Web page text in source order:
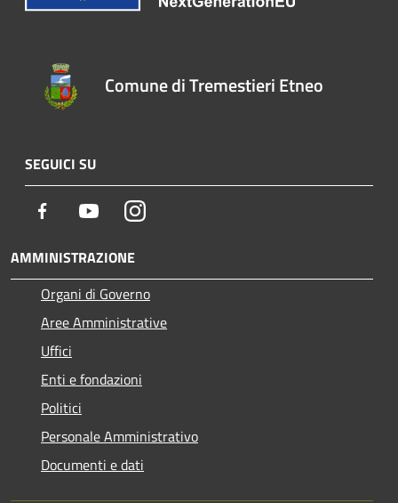
Comune di Tremestieri Etneo
SEGUICI SU
Facebook YoutubeInstagram
AMMINISTRAZIONE
Organi di Governo
Aree Amministrative
Uffici
Enti e fondazioni
Politici
Personale Amministrativo
Documenti e dati